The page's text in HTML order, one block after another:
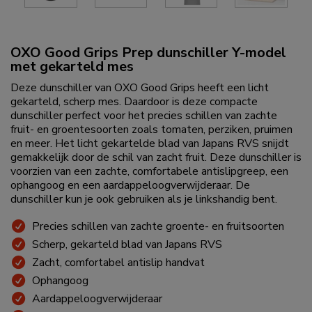
OXO Good Grips Prep dunschiller Y-model
met gekarteld mes
Deze dunschiller van OXO Good Grips heeft een licht
gekarteld, scherp mes. Daardoor is deze compacte
dunschiller perfect voor het precies schillen van zachte
fruit- en groentesoorten zoals tomaten, perziken, pruimen
en meer. Het licht gekartelde blad van Japans RVS snijdt
gemakkelijk door de schil van zacht fruit. Deze dunschiller is
voorzien van een zachte, comfortabele antislipgreep, een
ophangoog en een aardappeloogverwijderaar. De
dunschiller kun je ook gebruiken als je linkshandig bent.
Precies schillen van zachte groente- en fruitsoorten
Scherp, gekarteld blad van Japans RVS
Zacht, comfortabel antislip handvat
Ophangoog
Aardappeloogverwijderaar